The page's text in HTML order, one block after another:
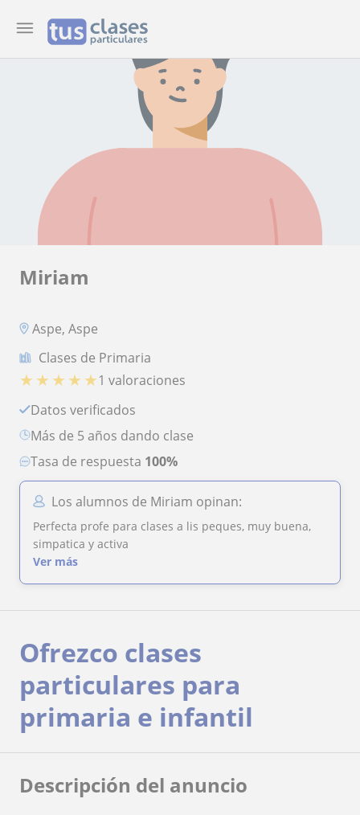
Miriam
Aspe, Aspe
Clases de Primaria
★ ★ ★ ★ ★1 valoraciones
Datos verificados
más de 5 años dando clase
Tasa de respuesta 100%
Los alumnos de Miriam opinan:
Perfecta profe para clases a lis peques, muy buena,
simpatica y activa
Ver más
Ofrezco clases
particulares para
primaria e infantil
Descripción del anuncio